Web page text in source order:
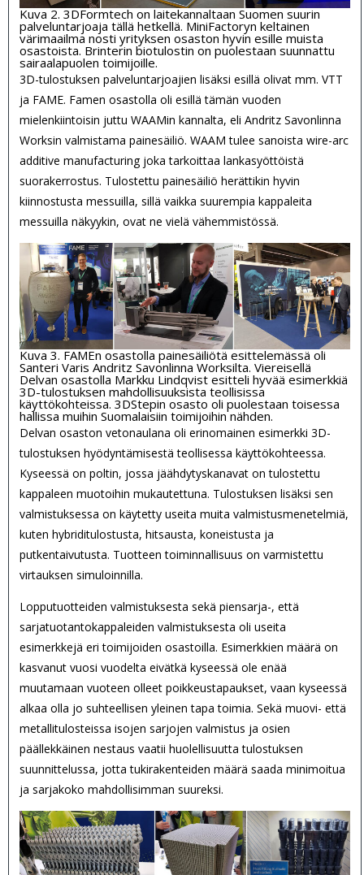
Kuva 2. 3DFormtech on laitekannaltaan Suomen suurin
palveluntarjoaja tällä hetkellä. MiniFactoryn keltainen
värimaailma nosti yrityksen osaston hyvin esille muista
osastoista. Brinterin biotulostin on puolestaan suunnattu
sairaalapuolen toimijoille.
3D-tulostuksen palveluntarjoajien lisäksi esillä olivat mm. VTT
ja FAME. Famen osastolla oli esillä tämän vuoden
mielenkiintoisin juttu WAAMin kannalta, eli Andritz Savonlinna
Worksin valmistama painesäiliö. WAAM tulee sanoista wire-arc
additive manufacturing joka tarkoittaa lankasyöttöistä
suorakerrostus. Tulostettu painesäiliö herättikin hyvin
kiinnostusta messuilla, sillä vaikka suurempia kappaleita
messuilla näkyykin, ovat ne vielä vähemmistössä.
Kuva 3. FAMEn osastolla painesäiliötä esittelemässä oli
Santeri Varis Andritz Savonlinna Worksilta. Viereisellä
Delvan osastolla Markku Lindqvist esitteli hyvää esimerkkiä
3D-tulostuksen mahdollisuuksista teollisissa
käyttökohteissa. 3DStepin osasto oli puolestaan toisessa
hallissa muihin Suomalaisiin toimijoihin nähden.
Delvan osaston vetonaulana oli erinomainen esimerkki 3D-
tulostuksen hyödyntämisestä teollisessa käyttökohteessa.
Kyseessä on poltin, jossa jäähdytyskanavat on tulostettu
kappaleen muotoihin mukautettuna. Tulostuksen lisäksi sen
valmistuksessa on käytetty useita muita valmistusmenetelmiä,
kuten hybriditulostusta, hitsausta, koneistusta ja
putkentaivutusta. Tuotteen toiminnallisuus on varmistettu
virtauksen simuloinnilla.
Lopputuotteiden valmistuksesta sekä piensarja-, että
sarjatuotantokappaleiden valmistuksesta oli useita
esimerkkejä eri toimijoiden osastoilla. Esimerkkien määrä on
kasvanut vuosi vuodelta eivätkä kyseessä ole enää
muutamaan vuoteen olleet poikkeustapaukset, vaan kyseessä
alkaa olla jo suhteellisen yleinen tapa toimia. Sekä muovi- että
metallitulosteissa isojen sarjojen valmistus ja osien
päällekkäinen nestaus vaatii huolellisuutta tulostuksen
suunnittelussa, jotta tukirakenteiden määrä saada minimoitua
ja sarjakoko mahdollisimman suureksi.